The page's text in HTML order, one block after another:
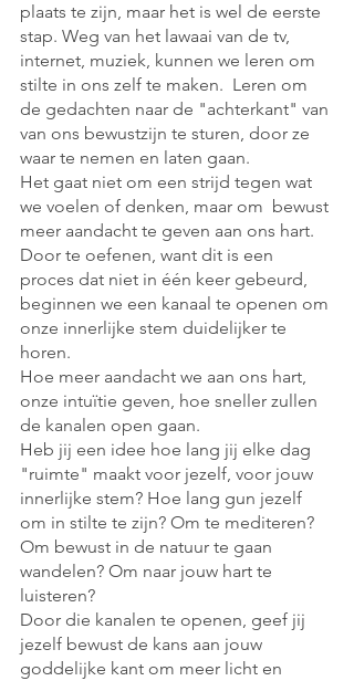
plaats te zijn, maar het is wel de eerste
stap. Weg van het lawaai van de tv,
internet, muziek, kunnen we leren om
stilte in ons zelf te maken.  Leren om
de gedachten naar de "achterkant" van
van ons bewustzijn te sturen, door ze
waar te nemen en laten gaan.
Het gaat niet om een strijd tegen wat
we voelen of denken, maar om  bewust
meer aandacht te geven aan ons hart.
Door te oefenen, want dit is een
proces dat niet in één keer gebeurd,
beginnen we een kanaal te openen om
onze innerlijke stem duidelijker te
horen.
Hoe meer aandacht we aan ons hart,
onze intuïtie geven, hoe sneller zullen
de kanalen open gaan.
Heb jij een idee hoe lang jij elke dag
"ruimte" maakt voor jezelf, voor jouw
innerlijke stem? Hoe lang gun jezelf
om in stilte te zijn? Om te mediteren?
Om bewust in de natuur te gaan
wandelen? Om naar jouw hart te
luisteren?
Door die kanalen te openen, geef jij
jezelf bewust de kans aan jouw
goddelijke kant om meer licht en